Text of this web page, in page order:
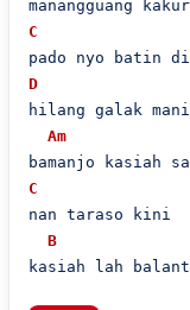
C
D
hilang galak
Am
C
nan taraso kini
B
kasiah lah